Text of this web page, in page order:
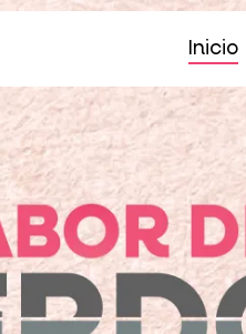
Inicio